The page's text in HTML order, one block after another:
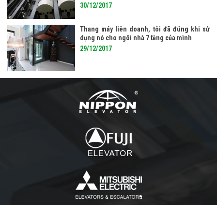
30/12/2017
Thang máy liên doanh, tôi đã đúng khi sử
dụng nó cho ngôi nhà 7 tầng của mình
29/12/2017